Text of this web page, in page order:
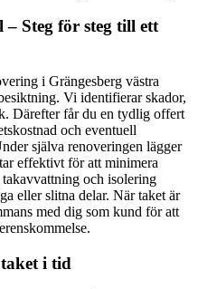
Steg för steg till ett
i Grängesberg västra
Vi identifierar skador,
Därefter får du en tydlig offert
och eventuell
själva renoveringen lägger
effektivt för att minimera
och isolering
eller slitna delar. När taket är
med dig som kund för att
i tid